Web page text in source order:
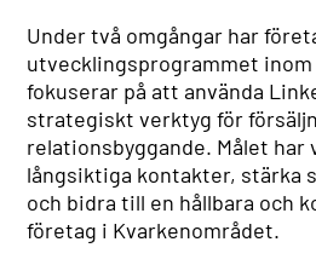
Under två omgångar har
utvecklingsprogrammet inom
fokuserar på att använda
strategiskt verktyg för
relationsbyggande. Målet har
långsiktiga kontakter, stärka
och bidra till en hållbara och
företag i Kvarkenområdet.